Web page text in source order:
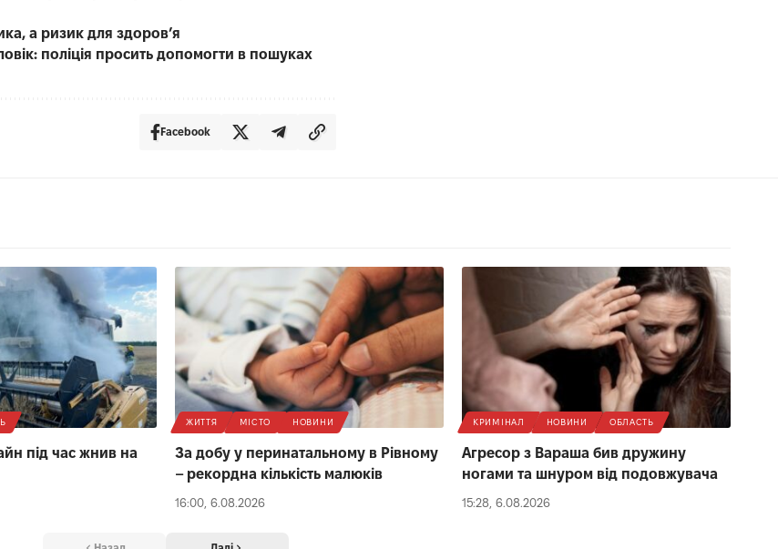
а ризик для здоров’я
поліція просить допомогти в пошуках
Facebook
під час жнив на
ЖИТТЯ МІСТО НОВИНИ
За добу у перинатальному в Рівному
– рекордна кількість малюків
16:00, 6.08.2026
КРИМІНАЛ НОВИНИ ОБЛАСТЬ
Агресор з Вараша бив дружину
ногами та шнуром від подовжувача
15:28, 6.08.2026